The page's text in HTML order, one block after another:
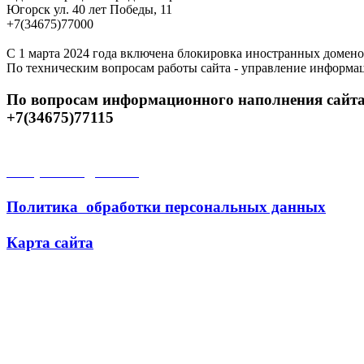
Югорск ул. 40 лет Победы, 11
+7(34675)77000
С 1 марта 2024 года включена блокировка иностранных
По техническим вопросам работы сайта - управление
По вопросам информационного наполнения
+7(34675)77115
Политика обработки персональных данных
Карта сайта